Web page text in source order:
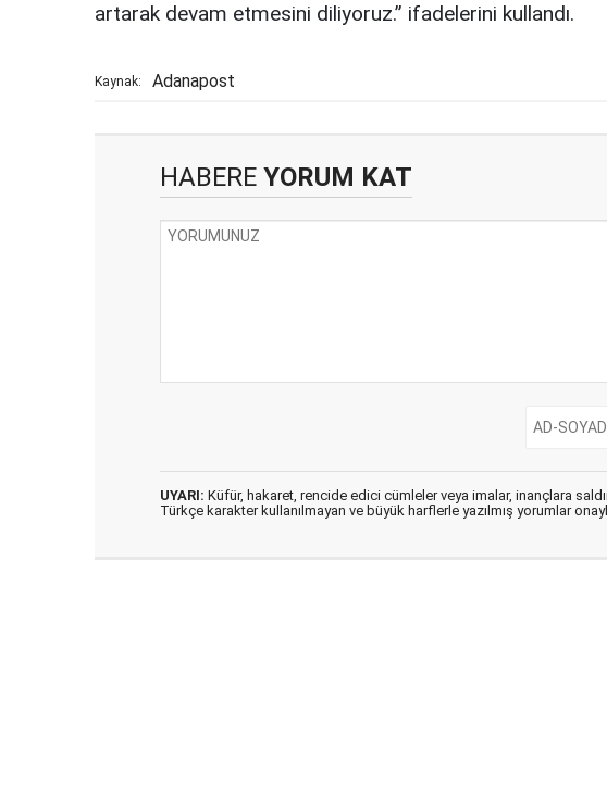
artarak devam etmesini diliyoruz.” ifadelerini kullandı.
Kaynak: Adanapost
HABERE YORUM KAT
UYARI: Küfür, hakaret, rencide edici cümleler veya imalar, inançlara
Türkçe karakter kullanılmayan ve büyük harflerle yazılmış yorumlar